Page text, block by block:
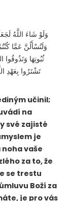
وَلَوْ شَاءَ اللَّهُ
وَلَتُسْأَلُنَّ عَمَّا
ثُبُوتِهَا
تَشْتَرُوا بِعَهْدِ
učinil;
na
své zajisté
je
vaše
za to, že
se trestu
Boží za
je pro vás